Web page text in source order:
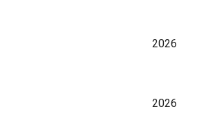
2026
2026